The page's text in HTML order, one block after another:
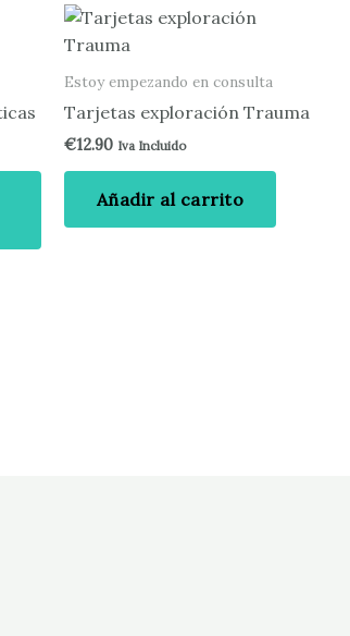
Este
producto
tiene
variantes.
Las
opciones
pueden
Estoy empezando en consulta
Tarjetas exploración Trauma
€12.90 Iva Incluido
Añadir al carrito